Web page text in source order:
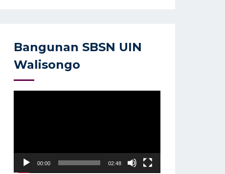
Bangunan SBSN UIN
Walisongo
00:00 02:48